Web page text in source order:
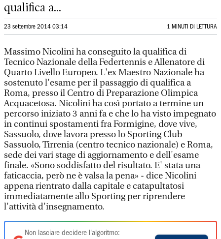
qualifica a...
23 settembre 2014 03:14 1 MINUTI DI LETTURA
Massimo Nicolini ha conseguito la qualifica di
Tecnico Nazionale della Federtennis e Allenatore di
Quarto Livello Europeo. L'ex Maestro Nazionale ha
sostenuto l'esame per il passaggio di qualifica a
Roma, presso il Centro di Preparazione Olimpica
Acquacetosa. Nicolini ha così portato a termine un
percorso iniziato 3 anni fa e che lo ha visto impegnato
in continui spostamenti fra Formigine, dove vive,
Sassuolo, dove lavora presso lo Sporting Club
Sassuolo, Tirrenia (centro tecnico nazionale) e Roma,
sede dei vari stage di aggiornamento e dell'esame
finale. «Sono soddisfatto del risultato. E' stata una
faticaccia, però ne è valsa la pena» - dice Nicolini
appena rientrato dalla capitale e catapultatosi
immediatamente allo Sporting per riprendere
l'attività d'insegnamento.
Non lasciare decidere l'algoritmo: